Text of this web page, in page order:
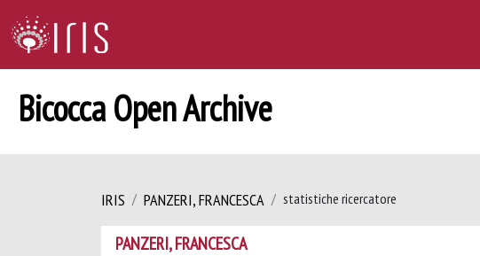
Bicocca Open Archive
IRIS PANZERI, FRANCESCA statistiche ricercatore
PANZERI, FRANCESCA